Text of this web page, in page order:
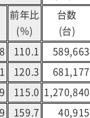
前年比
(％)
台数
(台)
110.1 589,663
120.3 681,177
115.0 1,270,840
159.7 40,915